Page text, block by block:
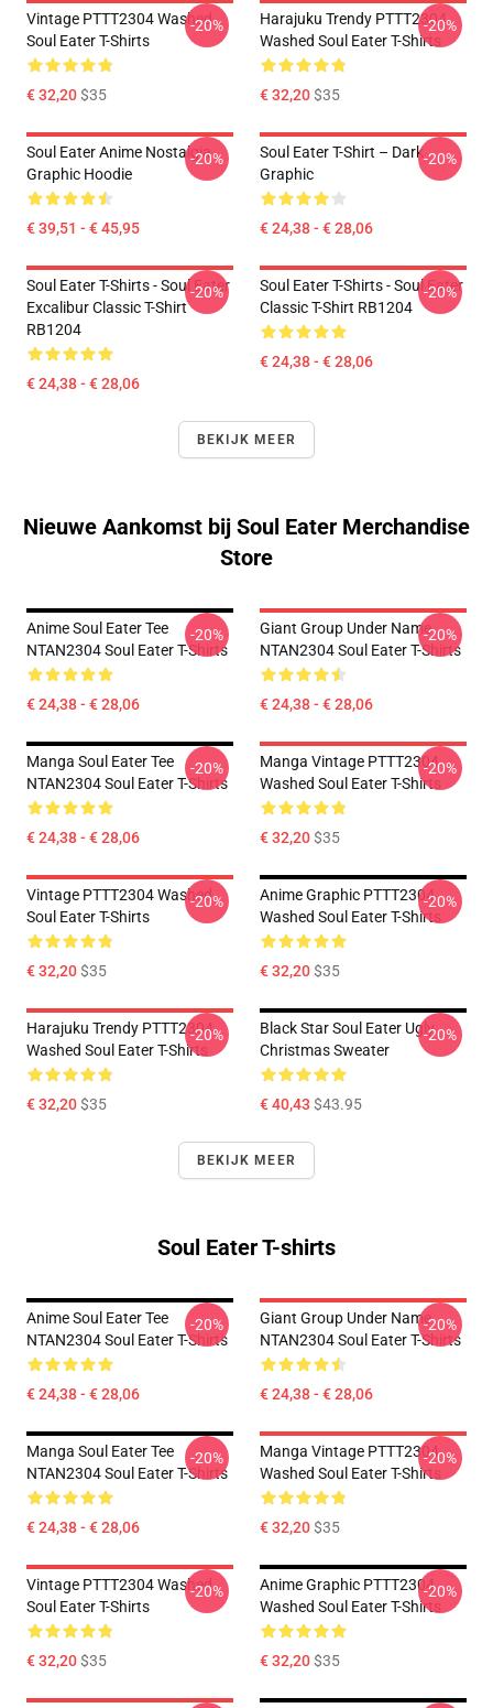
Vintage PTTT2304 Washed
Soul Eater T-Shirts
€ 32,20$35
-20%
Harajuku Trendy PTTT2304
Washed Soul Eater T-Shirts
€ 32,20$35
-20%
Soul Eater Anime Nostalgia
Graphic Hoodie
€ 39,51 - € 45,95
-20%
Soul Eater T-Shirt – Dark
Graphic
€ 24,38 - € 28,06
-20%
Soul Eater T-Shirts - Soul Eater
Excalibur Classic T-Shirt
RB1204
€ 24,38 - € 28,06
-20%
Soul Eater T-Shirts - Soul Eater
Classic T-Shirt RB1204
€ 24,38 - € 28,06
-20%
BEKIJK MEER
Nieuwe Aankomst bij Soul Eater Merchandise
Store
Anime Soul Eater Tee
NTAN2304 Soul Eater T-Shirts
€ 24,38 - € 28,06
-20%
Giant Group Under Name
NTAN2304 Soul Eater T-Shirts
€ 24,38 - € 28,06
-20%
Manga Soul Eater Tee
NTAN2304 Soul Eater T-Shirts
€ 24,38 - € 28,06
-20%
Manga Vintage PTTT2304
Washed Soul Eater T-Shirts
€ 32,20$35
-20%
Vintage PTTT2304 Washed
Soul Eater T-Shirts
€ 32,20$35
-20%
Anime Graphic PTTT2304
Washed Soul Eater T-Shirts
€ 32,20$35
-20%
Harajuku Trendy PTTT2304
Washed Soul Eater T-Shirts
€ 32,20$35
-20%
Black Star Soul Eater Ugly
Christmas Sweater
€ 40,43 $43.95
-20%
BEKIJK MEER
Soul Eater T-shirts
Anime Soul Eater Tee
NTAN2304 Soul Eater T-Shirts
€ 24,38 - € 28,06
-20%
Giant Group Under Name
NTAN2304 Soul Eater T-Shirts
€ 24,38 - € 28,06
-20%
Manga Soul Eater Tee
NTAN2304 Soul Eater T-Shirts
€ 24,38 - € 28,06
-20%
Manga Vintage PTTT2304
Washed Soul Eater T-Shirts
€ 32,20$35
-20%
Vintage PTTT2304 Washed
Soul Eater T-Shirts
€ 32,20$35
-20%
Anime Graphic PTTT2304
Washed Soul Eater T-Shirts
€ 32,20$35
-20%